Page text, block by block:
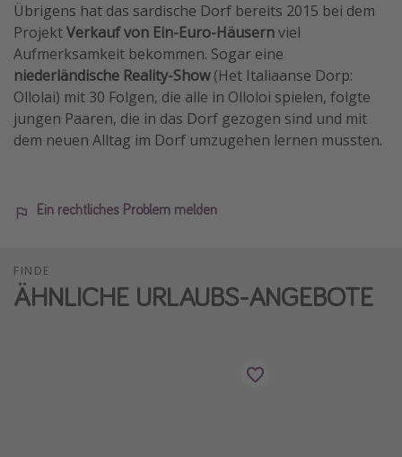
Übrigens hat das sardische Dorf bereits 2015 bei dem
ProjektVerkauf von Ein-Euro-Häusernviel
Aufmerksamkeit bekommen. Sogar eine
niederländische Reality-Show(Het Italiaanse Dorp:
Ollolai) mit 30 Folgen, die alle in Olloloi spielen, folgte
jungen Paaren, die in das Dorf gezogen sind und mit
dem neuen Alltag im Dorf umzugehen lernen mussten.
Ein rechtliches Problem melden
FINDE
ÄHNLICHE URLAUBS-ANGEBOTE